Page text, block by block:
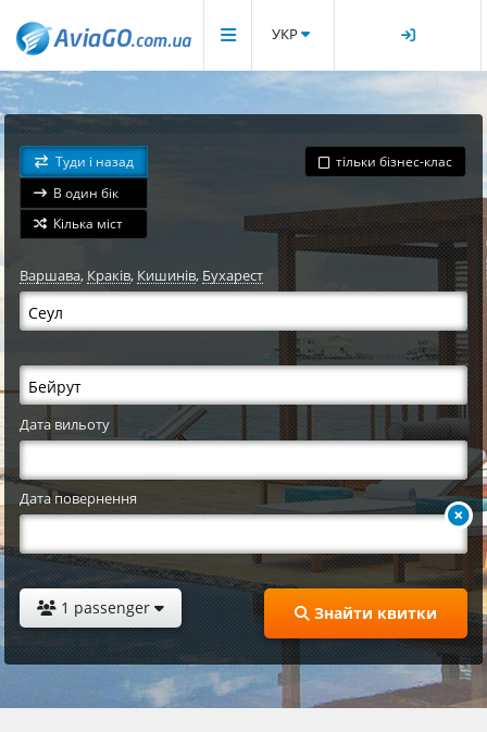
УКР
Туди і назад
В один бік
Кілька міст
тільки бізнес-клас
Варшава,Краків, Кишинів, Бухарест
Дата вильоту
Дата повернення
1 passenger Знайти квитки